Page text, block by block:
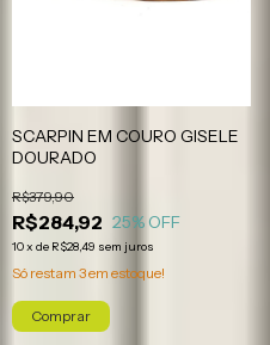
SCARPIN EM COURO GISELE
DOURADO
R$284,92
R$379,90
25% OFF
10x de R$28,49 sem juros
Só restam 3em estoque!
Comprar